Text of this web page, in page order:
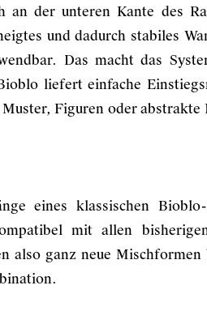
der unteren Kante des
und dadurch stabiles
Das macht das
liefert einfache
Figuren oder abstrakte
eines klassischen Bioblo-
mit allen
also ganz neue Mischformen